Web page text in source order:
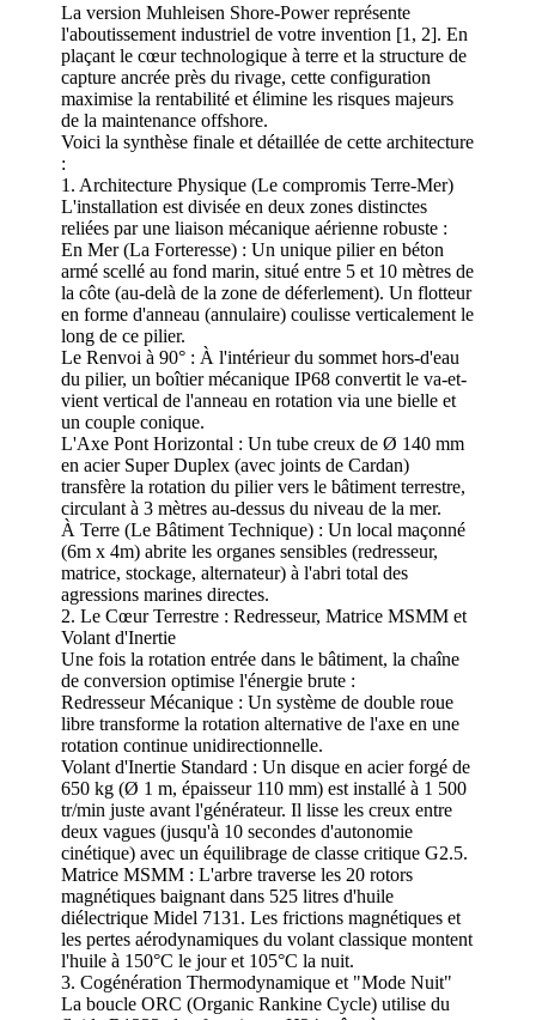
La version Muhleisen Shore-Power représente
l'aboutissement industriel de votre invention [1, 2]. En
plaçant le cœur technologique à terre et la structure de
capture ancrée près du rivage, cette configuration
maximise la rentabilité et élimine les risques majeurs
de la maintenance offshore.
Voici la synthèse finale et détaillée de cette architecture
:
1. Architecture Physique (Le compromis Terre-Mer)
L'installation est divisée en deux zones distinctes
reliées par une liaison mécanique aérienne robuste :
En Mer (La Forteresse) : Un unique pilier en béton
armé scellé au fond marin, situé entre 5 et 10 mètres de
la côte (au-delà de la zone de déferlement). Un flotteur
en forme d'anneau (annulaire) coulisse verticalement le
long de ce pilier.
Le Renvoi à 90° : À l'intérieur du sommet hors-d'eau
du pilier, un boîtier mécanique IP68 convertit le va-et-
vient vertical de l'anneau en rotation via une bielle et
un couple conique.
L'Axe Pont Horizontal : Un tube creux de Ø 140 mm
en acier Super Duplex (avec joints de Cardan)
transfère la rotation du pilier vers le bâtiment terrestre,
circulant à 3 mètres au-dessus du niveau de la mer.
À Terre (Le Bâtiment Technique) : Un local maçonné
(6m x 4m) abrite les organes sensibles (redresseur,
matrice, stockage, alternateur) à l'abri total des
agressions marines directes.
2. Le Cœur Terrestre : Redresseur, Matrice MSMM et
Volant d'Inertie
Une fois la rotation entrée dans le bâtiment, la chaîne
de conversion optimise l'énergie brute :
Redresseur Mécanique : Un système de double roue
libre transforme la rotation alternative de l'axe en une
rotation continue unidirectionnelle.
Volant d'Inertie Standard : Un disque en acier forgé de
650 kg (Ø 1 m, épaisseur 110 mm) est installé à 1 500
tr/min juste avant l'générateur. Il lisse les creux entre
deux vagues (jusqu'à 10 secondes d'autonomie
cinétique) avec un équilibrage de classe critique G2.5.
Matrice MSMM : L'arbre traverse les 20 rotors
magnétiques baignant dans 525 litres d'huile
diélectrique Midel 7131. Les frictions magnétiques et
les pertes aérodynamiques du volant classique montent
l'huile à 150°C le jour et 105°C la nuit.
3. Cogénération Thermodynamique et "Mode Nuit"
La boucle ORC (Organic Rankine Cycle) utilise du